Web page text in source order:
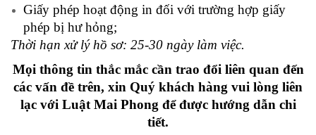
Giấy phép hoạt động in đối với trường hợp giấy
phép bị hư hỏng;
Thời hạn xử lý hồ sơ: 25-30 ngày làm việc.
Mọi thông tin thắc mắc cần trao đổi liên quan đến
các vấn đề trên, xin Quý khách hàng vui lòng liên
lạc với Luật Mai Phong để được hướng dẫn chi
tiết.